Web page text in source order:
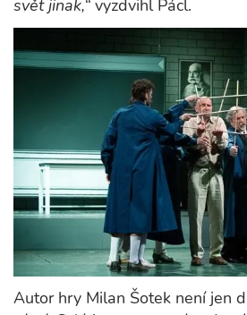
svět jinak,“ vyzdvihl Pácl.
Autor hry Milan Šotek není jen